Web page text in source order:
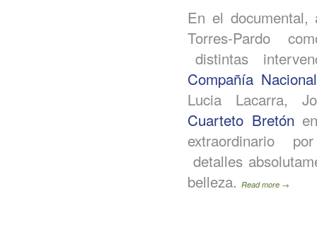
En el
Torres-Pardo
distintas
Compañía
Lucia Lacarra,
Cuarteto Bretón
extraordinario
detalles
belleza. Read more →